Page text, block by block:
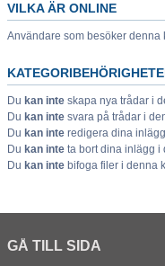
VILKA ÄR ONLINE
Användare som besöker denna
Du kan inte skapa nya trådar i
Du kan inte svara på trådar i
Du kan inte redigera dina
Du kan inte ta bort dina inlägg i
Du kan inte bifoga filer i denna
GÅ TILL SIDA